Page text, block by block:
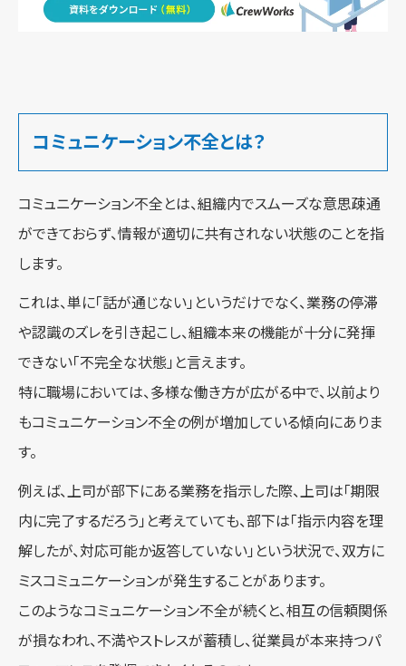
コミュニケーション不全とは？
コミュニケーション不全とは、組織内でスムーズな意思疎通
ができておらず、情報が適切に共有されない状態のことを指
します。
これは、単に「話が通じない」というだけでなく、業務の停滞
や認識のズレを引き起こし、組織本来の機能が十分に発揮
できない「不完全な状態」と言えます。
特に職場においては、多様な働き方が広がる中で、以前より
もコミュニケーション不全の例が増加している傾向にありま
す。
例えば、上司が部下にある業務を指示した際、上司は「期限
内に完了するだろう」と考えていても、部下は「指示内容を理
解したが、対応可能か返答していない」という状況で、双方に
ミスコミュニケーションが発生することがあります。
このようなコミュニケーション不全が続くと、相互の信頼関係
が損なわれ、不満やストレスが蓄積し、従業員が本来持つパ